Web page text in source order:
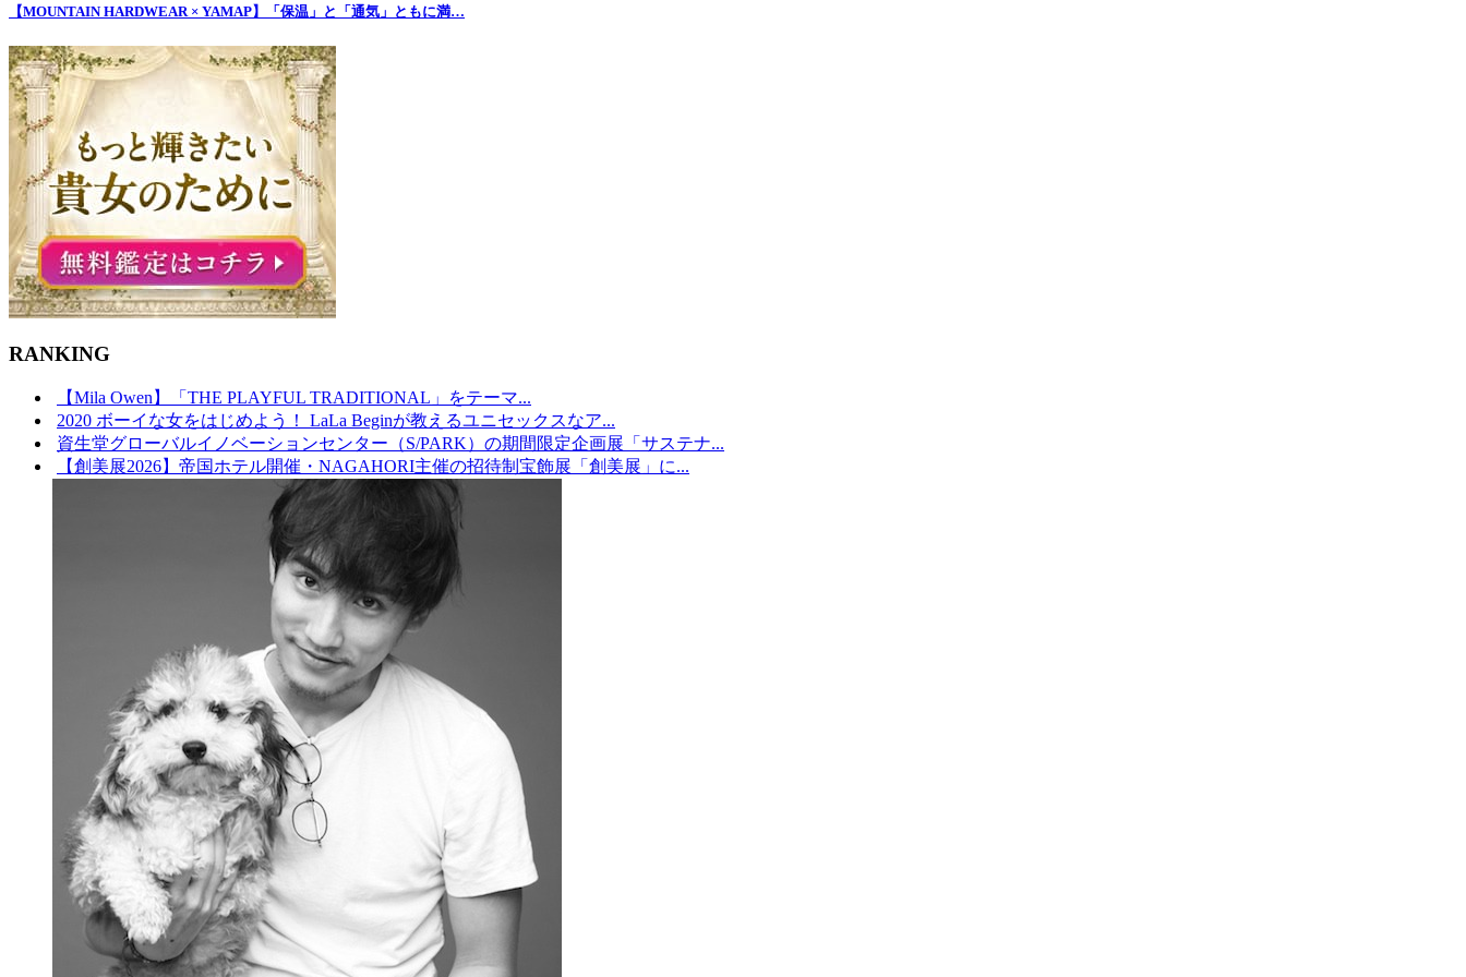
【MOUNTAIN HARDWEAR × YAMAP】「保温」と「通気」ともに満…
RANKING
【Mila Owen】「THE PLAYFUL TRADITIONAL」をテーマ...
2020 ボーイな女をはじめよう！ LaLa Beginが教えるユニセックスなア...
資生堂グローバルイノベーションセンター（S/PARK）の期間限定企画展「サステナ...
【創美展2026】帝国ホテル開催・NAGAHORI主催の招待制宝飾展「創美展」に...